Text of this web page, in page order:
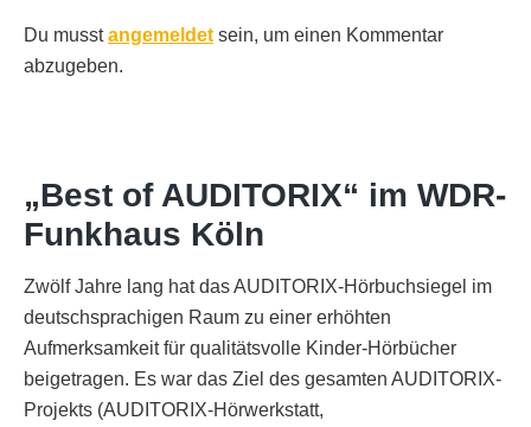
Du musstangemeldet sein, um einen Kommentar
abzugeben.
„Best of AUDITORIX“ im WDR-
Funkhaus Köln
Zwölf Jahre lang hat das AUDITORIX-Hörbuchsiegel im
deutschsprachigen Raum zu einer erhöhten
Aufmerksamkeit für qualitätsvolle Kinder-Hörbücher
beigetragen. Es war das Ziel des gesamten AUDITORIX-
Projekts (AUDITORIX-Hörwerkstatt,